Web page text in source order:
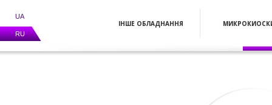
UA
RU
ІНШЕ ОБЛАДНАННЯ